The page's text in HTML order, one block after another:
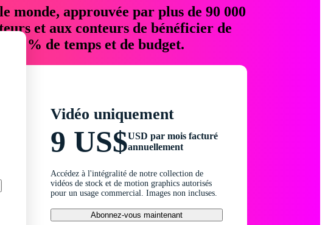
monde, approuvée par plus de 90 000
et aux conteurs de bénéficier de
% de temps et de budget.
Vidéo uniquement
9 US$USD par mois facturé
annuellement
Accédez à l'intégralité de notre collection de
vidéos de stock et de motion graphics autorisés
pour un usage commercial. Images non incluses.
Abonnez-vous maintenant